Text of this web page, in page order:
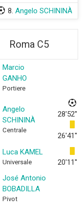
8. Angelo SCHININÀ
Roma C5
Marcio
GANHO
Portiere
Angelo
SCHININÀ
Centrale
28'52''
26'41''
Luca KAMEL
Universale 20'11''
José Antonio
BOBADILLA
Pivot